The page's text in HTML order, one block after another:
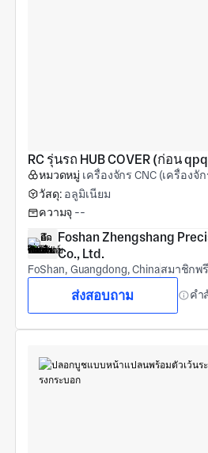
RC รุ่นรถ HUB COVER (ก่อน
หมวดหมู่ เครื่องจักร CNC (เครื่องจั
วัสดุ: อลูมิเนียม
ความจุ --
Foshan Zhengshang
Co., Ltd.
FoShan, Guangdong, Chinaสมาชิกพ
ส่งสอบถาม คำ